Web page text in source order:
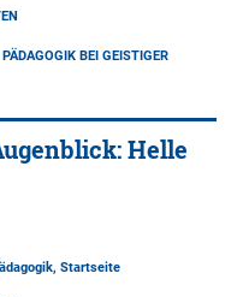
BEI GEISTIGER
Helle
Startseite